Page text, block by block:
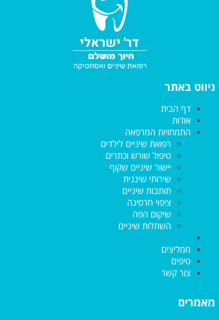
ניווט באתר
דף הבית
אודות
התמחויות המרפאה
רפואת שיניים לילדים
טיפול שורש וכתרים
יישור שיניים שקוף
שירותי שיננית
תותבות שיניים
ציפוי חרסינה
שיקום הפה
השתלות שיניים
ממליצים
טיפים
צור קשר
מאמרים